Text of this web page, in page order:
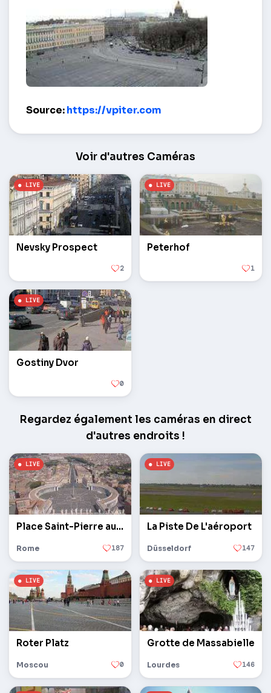
Source:https://vpiter.com
Voir d'autres Caméras
Nevsky Prospect
2
Peterhof
1
Gostiny Dvor
0
Regardez également les caméras en direct
d'autres endroits !
Place Saint-Pierre au Vatican
Rome 187
La Piste De L'aéroport
Düsseldorf 147
Roter Platz
Moscou 0
Grotte de Massabielle
Lourdes 146